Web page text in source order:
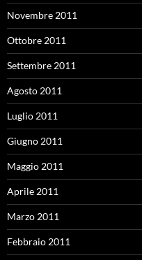
Novembre 2011
Ottobre 2011
Settembre 2011
Agosto 2011
Luglio 2011
Giugno 2011
Maggio 2011
Aprile 2011
Marzo 2011
Febbraio 2011